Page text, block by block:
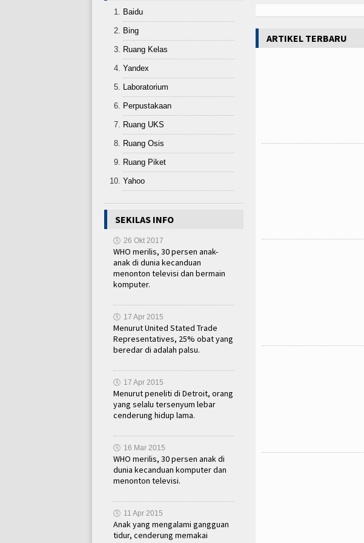
ARTIKEL TERBARU
Baidu
Bing
Ruang Kelas
Yandex
Laboratorium
Perpustakaan
Ruang UKS
Ruang Osis
Ruang Piket
Yahoo
SEKILAS INFO
🕔 26 Okt 2017
WHO merilis, 30 persen anak-
anak di dunia kecanduan
menonton televisi dan bermain
komputer.
🕔 17 Apr 2015
Menurut United Stated Trade
Representatives, 25% obat yang
beredar di adalah palsu.
🕔 17 Apr 2015
Menurut peneliti di Detroit, orang
yang selalu tersenyum lebar
cenderung hidup lama.
🕔 16 Mar 2015
WHO merilis, 30 persen anak di
dunia kecanduan komputer dan
menonton televisi.
🕔 11 Apr 2015
Anak yang mengalami gangguan
tidur, cenderung memakai